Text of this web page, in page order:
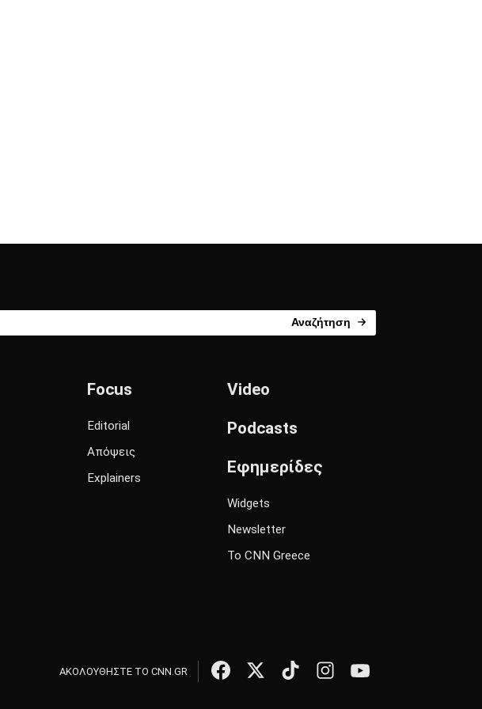
Αναζήτηση
Focus
Editorial
Απόψεις
Explainers
Video
Podcasts
Εφημερίδες
Widgets
Newsletter
Το CNN Greece
ΑΚΟΛΟΥΘΗΣΤΕ ΤΟ CNN.GR